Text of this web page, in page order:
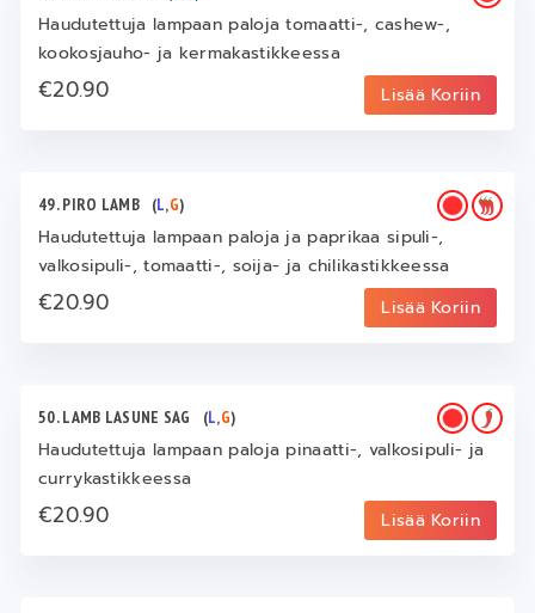
Haudutettuja lampaan paloja tomaatti-, cashew-,
kookosjauho- ja kermakastikkeessa
€20.90 Lisää Koriin
49. PIRO LAMB (L,G)
Haudutettuja lampaan paloja ja paprikaa sipuli-,
valkosipuli-, tomaatti-, soija- ja chilikastikkeessa
€20.90 Lisää Koriin
50. LAMB LASUNE SAG (L,G)
Haudutettuja lampaan paloja pinaatti-, valkosipuli- ja
currykastikkeessa
€20.90 Lisää Koriin